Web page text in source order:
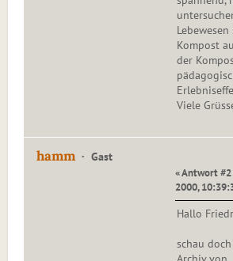
Kompost
der
Viele
hamm Gast
« Antwort #2
2000,
Hallo
schau